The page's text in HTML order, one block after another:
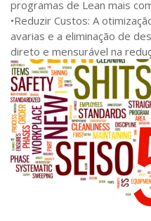
programas de Lean mais
•Reduzir Custos: A
avarias e a eliminação de
direto e mensurável na